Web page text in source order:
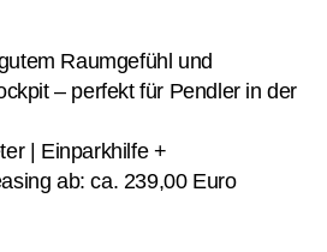
Raumgefühl und
– perfekt für Pendler in der
| Einparkhilfe +
ab: ca. 239,00 Euro